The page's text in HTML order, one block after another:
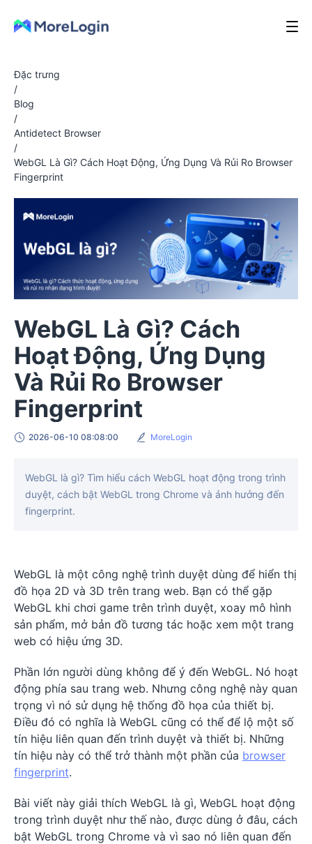
Đặc trưng
/
Blog
/
Antidetect Browser
/
WebGL Là Gì? Cách Hoạt Động, Ứng Dụng Và Rủi Ro Browser
Fingerprint
WebGL Là Gì? Cách
Hoạt Động, Ứng Dụng
Và Rủi Ro Browser
Fingerprint
2026-06-10 08:08:00 MoreLogin
WebGL là gì? Tìm hiểu cách WebGL hoạt động trong trình
duyệt, cách bật WebGL trong Chrome và ảnh hưởng đến
fingerprint.
WebGL là một công nghệ trình duyệt dùng để hiển thị
đồ họa 2D và 3D trên trang web. Bạn có thể gặp
WebGL khi chơi game trên trình duyệt, xoay mô hình
sản phẩm, mở bản đồ tương tác hoặc xem một trang
web có hiệu ứng 3D.
Phần lớn người dùng không để ý đến WebGL. Nó hoạt
động phía sau trang web. Nhưng công nghệ này quan
trọng vì nó sử dụng hệ thống đồ họa của thiết bị.
Điều đó có nghĩa là WebGL cũng có thể để lộ một số
tín hiệu liên quan đến trình duyệt và thiết bị. Những
tín hiệu này có thể trở thành một phần của browser
fingerprint.
Bài viết này giải thích WebGL là gì, WebGL hoạt động
trong trình duyệt như thế nào, được dùng ở đâu, cách
bật WebGL trong Chrome và vì sao nó liên quan đến